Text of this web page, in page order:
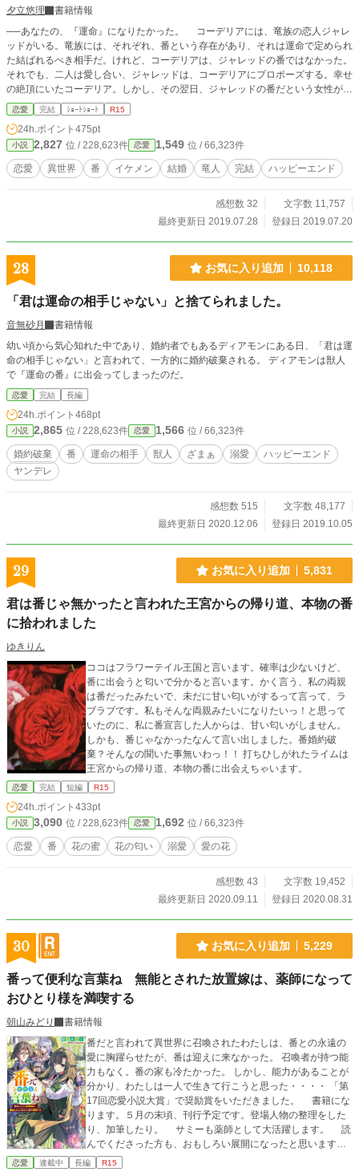
夕立悠理
書籍情報
──あなたの、『運命』になりたかった。 コーデリアには、竜族の恋人ジャレ
ッドがいる。竜族には、それぞれ、番という存在があり、それは運命で定められ
た結ばれるべき相手だ。けれど、コーデリアは、ジャレッドの番ではなかった。
それでも、二人は愛し合い、ジャレッドは、コーデリアにプロポーズする。幸せ
の絶頂にいたコーデリア。しかし、その翌日、ジャレッドの番だという女性が現
れて──。 ※一話あたりの文字数がとても少ないです。 ※小説家になろう様にも
投稿しています
恋愛 完結 ｼｮｰﾄｼｮｰﾄ R15
24h.ポイント 475pt
小説 2,827 位 / 228,623件 恋愛 1,549 位 / 66,323件
恋愛 異世界 番 イケメン 結婚 竜人 完結 ハッピーエンド
感想数 32
文字数 11,757
最終更新日 2019.07.28
登録日 2019.07.20
28 お気に入り追加 10,118
「君は運命の相手じゃない」と捨てられました。
音無砂月
書籍情報
幼い頃から気心知れた中であり、婚約者でもあるディアモンにある日、「君は運
命の相手じゃない」と言われて、一方的に婚約破棄される。 ディアモンは獣人
で『運命の番』に出会ってしまったのだ。
恋愛 完結 長編
24h.ポイント 468pt
小説 2,865 位 / 228,623件 恋愛 1,566 位 / 66,323件
婚約破棄 番 運命の相手 獣人 ざまぁ 溺愛
ハッピーエンド
ヤンデレ
感想数 515
文字数 48,177
最終更新日 2020.12.06
登録日 2019.10.05
29 お気に入り追加 5,831
君は番じゃ無かったと言われた王宮からの帰り道、本物の番
に拾われました
ゆきりん
ココはフラワーテイル王国と言います。確率は少ないけど、
番に出会うと匂いで分かると言います。かく言う、私の両親
は番だったみたいで、未だに甘い匂いがするって言って、ラ
ブラブです。私もそんな両親みたいになりたいっ！と思って
いたのに、私に番宣言した人からは、甘い匂いがしません。
しかも、番じゃなかったなんて言い出しました。番婚約破
棄？そんなの聞いた事無いわっ！！ 打ちひしがれたライムは
王宮からの帰り道、本物の番に出会えちゃいます。
恋愛 完結 短編 R15
24h.ポイント 433pt
小説 3,090 位 / 228,623件 恋愛 1,692 位 / 66,323件
恋愛 番 花の蜜 花の匂い 溺愛 愛の花
感想数 43
文字数 19,452
最終更新日 2020.09.11
登録日 2020.08.31
30 お気に入り追加 5,229
番って便利な言葉ね 無能とされた放置嫁は、薬師になって
おひとり様を満喫する
朝山みどり
書籍情報
番だと言われて異世界に召喚されたわたしは、番との永遠の
愛に胸躍らせたが、番は迎えに来なかった。 召喚者が持つ能
力もなく。番の家も冷たかった。 しかし、能力があることが
分かり、わたしは一人で生きて行こうと思った・・・・ 「第
17回恋愛小説大賞」で奨励賞をいただきました。 書籍にな
ります。５月の末頃、刊行予定です。登場人物の整理をした
り、加筆したり。 サミーも薬師として大活躍します。 読
んでくださった方も、おもしろい展開になったと思います。
ぜひ買ってください。 まもなく取り下げます。まだの方は
恋愛 連載中 長編 R15